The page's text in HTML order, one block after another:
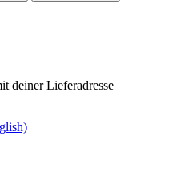
deiner Lieferadresse